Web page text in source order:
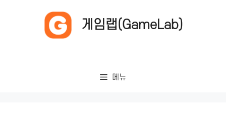
게임랩(GameLab)
메뉴